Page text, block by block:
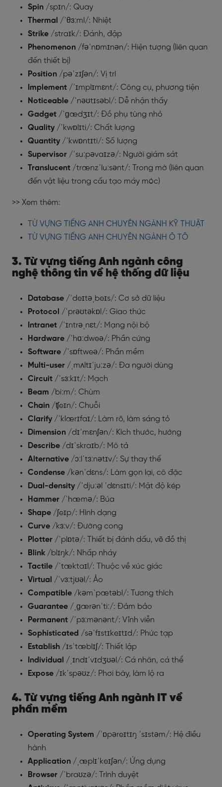
Spin /spɪn/: Quay
Thermal /ˈθɜːml/: Nhiệt
Strike /straɪk/: Đánh, đập
Phenomenon /fəˈnɒmɪnən/: Hiện tượng (liên quan
đến thiết bị)
Position /pəˈzɪʃən/: Vị trí
Implement /ˈɪmplɪmɛnt/: Công cụ, phương tiện
Noticeable /ˈnəʊtɪsəbl/: Dễ nhận thấy
Gadget /ˈɡædʒɪt/: Đồ phụ tùng nhỏ
Quality /ˈkwɒlɪti/: Chất lượng
Quantity /ˈkwɒntɪti/: Số lượng
Supervisor /ˈsuːpəvaɪzə/: Người giám sát
Translucent /trænzˈluːsənt/: Trong mờ (liên quan
đến vật liệu trong cấu tạo máy móc)
>> Xem thêm:
TỪ VỰNG TIẾNG ANH CHUYÊN NGÀNH KỸ THUẬT
TỪ VỰNG TIẾNG ANH CHUYÊN NGÀNH Ô TÔ
3. Từ vựng tiếng Anh ngành công
nghệ thông tin về hệ thống dữ liệu
Database /ˈdeɪtəˌbeɪs/: Cơ sở dữ liệu
Protocol /ˈprəʊtəkɒl/: Giao thức
Intranet /ˈɪntrəˌnɛt/: Mạng nội bộ
Hardware /ˈhɑːdweə/: Phần cứng
Software /ˈsɒftweə/: Phần mềm
Multi-user /ˌmʌltɪˈjuːzə/: Đa người dùng
Circuit /ˈsɜːkɪt/: Mạch
Beam /biːm/: Chùm
Chain /ʧeɪn/: Chuỗi
Clarify /ˈklærɪfaɪ/: Làm rõ, làm sáng tỏ
Dimension /dɪˈmɛnʃən/: Kích thước, hướng
Describe /dɪˈskraɪb/: Mô tả
Alternative /ɔːlˈtɜːnətɪv/: Sự thay thế
Condense /kənˈdɛns/: Làm gọn lại, cô đặc
Dual-density /ˈdjuːəl ˈdɛnsɪti/: Mật độ kép
Hammer /ˈhæmə/: Búa
Shape /ʃeɪp/: Hình dạng
Curve /kɜːv/: Đường cong
Plotter /ˈplɒtə/: Thiết bị đánh dấu, vẽ đồ thị
Blink /blɪŋk/: Nhấp nháy
Tactile /ˈtæktaɪl/: Thuộc về xúc giác
Virtual /ˈvɜːtjʊəl/: Ảo
Compatible /kəmˈpætəbl/: Tương thích
Guarantee /ˌɡærənˈtiː/: Đảm bảo
Permanent /ˈpɜːmənənt/: Vĩnh viễn
Sophisticated /səˈfɪstɪkeɪtɪd/: Phức tạp
Establish /ɪsˈtæblɪʃ/: Thiết lập
Individual /ˌɪndɪˈvɪdʒʊəl/: Cá nhân, cá thể
Expose /ɪkˈspəʊz/: Phơi bày, làm lộ ra
4. Từ vựng tiếng Anh ngành IT về
phần mềm
Operating System /ˈɒpəreɪtɪŋ ˈsɪstəm/: Hệ điều
hành
Application /ˌæplɪˈkeɪʃən/: Ứng dụng
Browser /ˈbraʊzə/: Trình duyệt